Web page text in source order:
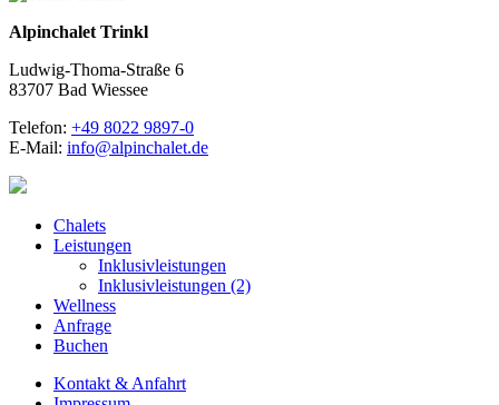
Alpinchalet Trinkl
Ludwig-Thoma-Straße 6
83707 Bad Wiessee
Telefon: +49 8022 9897-0
E-Mail: info@alpinchalet.de
Chalets
Leistungen
Inklusivleistungen
Inklusivleistungen (2)
Wellness
Anfrage
Buchen
Kontakt & Anfahrt